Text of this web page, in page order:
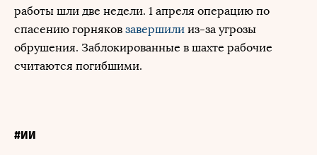
работы шли две недели. 1 апреля операцию по
спасению горняков завершили из-за угрозы
обрушения. Заблокированные в шахте рабочие
считаются погибшими.
#ИИ